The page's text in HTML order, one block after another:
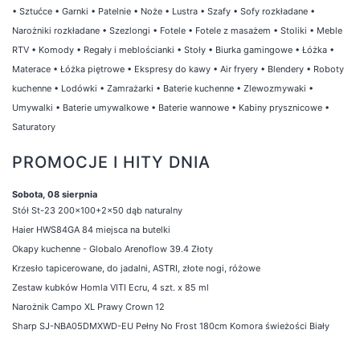
• Sztućce • Garnki • Patelnie • Noże • Lustra • Szafy • Sofy rozkładane •
Narożniki rozkładane • Szezlongi • Fotele • Fotele z masażem • Stoliki • Meble
RTV • Komody • Regały i meblościanki • Stoły • Biurka gamingowe • Łóżka •
Materace • Łóżka piętrowe • Ekspresy do kawy • Air fryery • Blendery • Roboty
kuchenne • Lodówki • Zamrażarki • Baterie kuchenne • Zlewozmywaki •
Umywalki • Baterie umywalkowe • Baterie wannowe • Kabiny prysznicowe •
Saturatory
PROMOCJE I HITY DNIA
Sobota, 08 sierpnia
Stół St-23 200x100+2x50 dąb naturalny
Haier HWS84GA 84 miejsca na butelki
Okapy kuchenne - Globalo Arenoflow 39.4 Złoty
Krzesło tapicerowane, do jadalni, ASTRI, złote nogi, różowe
Zestaw kubków Homla VITI Ecru, 4 szt. x 85 ml
Narożnik Campo XL Prawy Crown 12
Sharp SJ-NBA05DMXWD-EU Pełny No Frost 180cm Komora świeżości Biały